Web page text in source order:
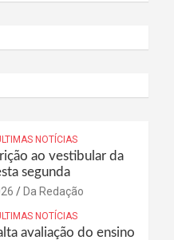
NOTÍCIAS
ao vestibular da
segunda
Da Redação
NOTÍCIAS
avaliação do ensino